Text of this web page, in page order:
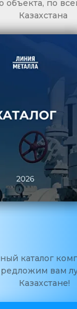
объекта, по
Казахстана
каталог
вам
Казахстане!